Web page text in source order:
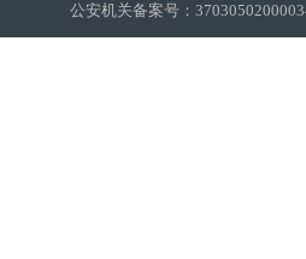
公安机关备案号：